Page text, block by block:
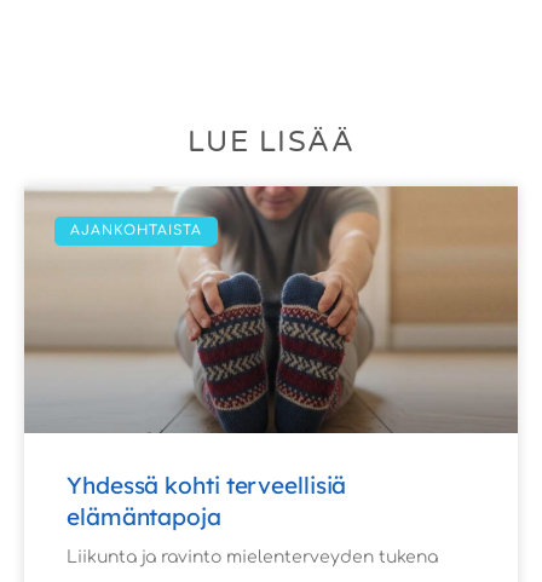
LUE LISÄÄ
AJANKOHTAISTA
Yhdessä kohti terveellisiä
elämäntapoja
Liikunta ja ravinto mielenterveyden tukena